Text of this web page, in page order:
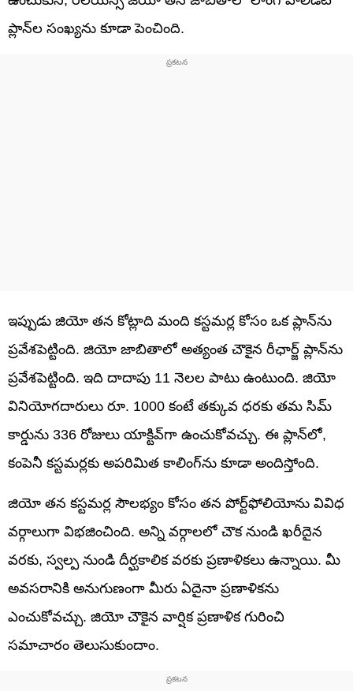
ప్లాన్‌ల సంఖ్యను కూడా పెంచింది.
ఇప్పుడు జియో తన కోట్లాది మంది కస్టమర్ల కోసం ఒక ప్లాన్‌ను
ప్రవేశపెట్టింది. జియో జాబితాలో అత్యంత చౌకైన రీఛార్జ్ ప్లాన్‌ను
ప్రవేశపెట్టింది. ఇది దాదాపు 11 నెలల పాటు ఉంటుంది. జియో
వినియోగదారులు రూ. 1000 కంటే తక్కువ ధరకు తమ సిమ్
కార్డును 336 రోజులు యాక్టివ్‌గా ఉంచుకోవచ్చు. ఈ ప్లాన్‌లో,
కంపెనీ కస్టమర్లకు అపరిమిత కాలింగ్‌ను కూడా అందిస్తోంది.
జియో తన కస్టమర్ల సౌలభ్యం కోసం తన పోర్ట్‌ఫోలియోను వివిధ
వర్గాలుగా విభజించింది. అన్ని వర్గాలలో చౌక నుండి ఖరీదైన
వరకు, స్వల్ప నుండి దీర్ఘకాలిక వరకు ప్రణాళికలు ఉన్నాయి. మీ
అవసరానికి అనుగుణంగా మీరు ఏదైనా ప్రణాళికను
ఎంచుకోవచ్చు. జియో చౌకైన వార్షిక ప్రణాళిక గురించి
సమాచారం తెలుసుకుందాం.